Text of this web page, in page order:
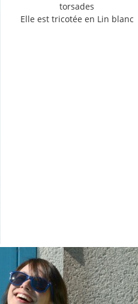
torsades
Elle est tricotée en Lin blanc